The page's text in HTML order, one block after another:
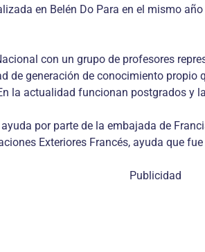
en Belén Do Para en el mismo
con un grupo de profesores
generación de conocimiento
la actualidad funcionan postgrados y
por parte de la embajada de
Exteriores Francés, ayuda que
Publicidad